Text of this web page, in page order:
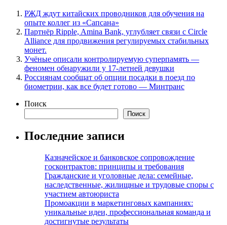
РЖД ждут китайских проводников для обучения на
опыте коллег из «Сапсана»
Партнёр Ripple, Amina Bank, углубляет связи с Circle
Alliance для продвижения регулируемых стабильных
монет.
Учёные описали контролируемую суперпамять —
феномен обнаружили у 17-летней девушки
Россиянам сообщат об опции посадки в поезд по
биометрии, как все будет готово — Минтранс
Поиск
Поиск
Последние записи
Казначейское и банковское сопровождение
госконтрактов: принципы и требования
Гражданские и уголовные дела: семейные,
наследственные, жилищные и трудовые споры с
участием автоюриста
Промоакции в маркетинговых кампаниях:
уникальные идеи, профессиональная команда и
достигнутые результаты